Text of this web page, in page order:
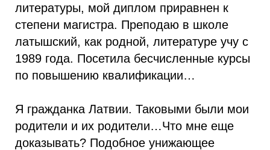
литературы, мой диплом приравнен к
степени магистра. Преподаю в школе
латышский, как родной, литературе учу с
1989 года. Посетила бесчисленные курсы
по повышению квалификации…
Я гражданка Латвии. Таковыми были мои
родители и их родители…Что мне еще
доказывать? Подобное унижающее